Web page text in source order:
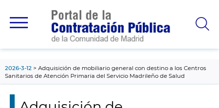
principal
2026-3-12
Adquisición de mobiliario general con destino a los Centros
Sanitarios de Atención Primaria del Servicio Madrileño de Salud